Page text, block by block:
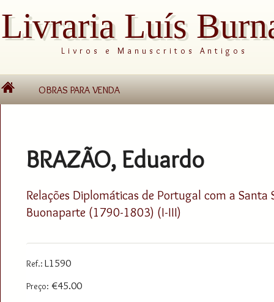
Livraria Luís
Livros e Manuscritos Antigos
OBRAS PARA VENDA
BRAZÃO, Eduardo
Relações Diplomáticas de Portugal com a Santa
Buonaparte (1790-1803) (I-III)
Ref.: L1590
Preço: €45.00